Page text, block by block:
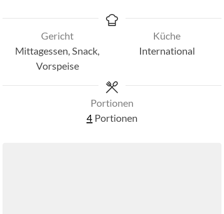
Gericht
Mittagessen, Snack,
Vorspeise
Küche
International
Portionen
4 Portionen